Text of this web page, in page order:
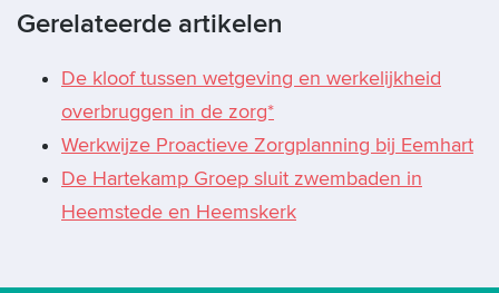
Gerelateerde artikelen
De kloof tussen wetgeving en werkelijkheid
overbruggen in de zorg*
Werkwijze Proactieve Zorgplanning bij Eemhart
De Hartekamp Groep sluit zwembaden in
Heemstede en Heemskerk